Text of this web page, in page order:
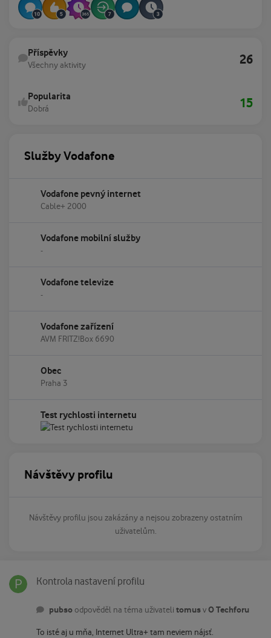
Příspěvky
Všechny aktivity 26
Popularita
Dobrá 15
Služby Vodafone
Vodafone pevný internet
Cable+ 2000
Vodafone mobilní služby
-
Vodafone televize
-
Vodafone zařízení
AVM FRITZ!Box 6690
Obec
Praha 3
Test rychlosti internetu
Návštěvy profilu
Návštěvy profilu jsou zakázány a nejsou zobrazeny ostatním
uživatelům.
Kontrola nastavení profilu
pubso odpověděl na téma uživatelitomusvO Techforu
To isté aj u mňa, Internet Ultra+ tam neviem nájsť.